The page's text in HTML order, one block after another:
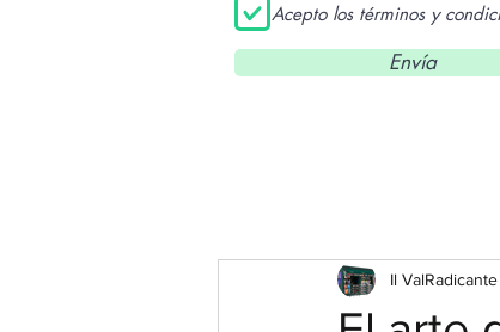
Acepto los términos y
Envía
Il